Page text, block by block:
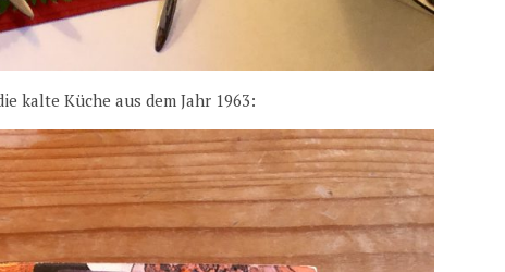
kalte Küche aus dem Jahr 1963: